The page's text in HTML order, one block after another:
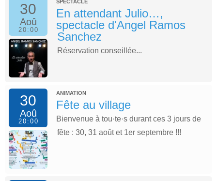
30
Aoû
20:00
SPECTACLE
En attendant Julio…,
spectacle d'Angel Ramos
Sanchez
Réservation conseillée...
30
Aoû
20:00
ANIMATION
Fête au village
Bienvenue à tou·te·s durant ces 3 jours de
fête : 30, 31 août et 1er septembre !!!